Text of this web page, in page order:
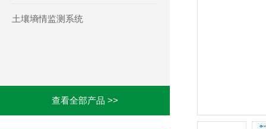
土壤墒情监测系统
查看全部产品 >>